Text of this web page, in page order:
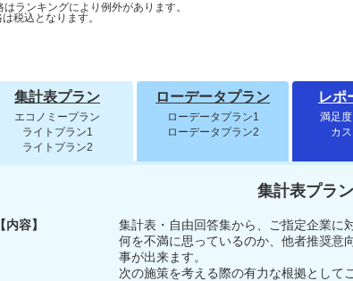
ランキングにより例外があります。
税込となります。
集計表プラン
エコノミープラン
ライトプラン1
ライトプラン2
ローデータプラン
ローデータプラン1
ローデータプラン2
レポ
満足
カ
集計表プラン
内容】
集計表・自由回答集から、ご指定企業に
何を不満に思っているのか、他者推奨意
事が出来ます。
次の施策を考える際の有力な根拠として